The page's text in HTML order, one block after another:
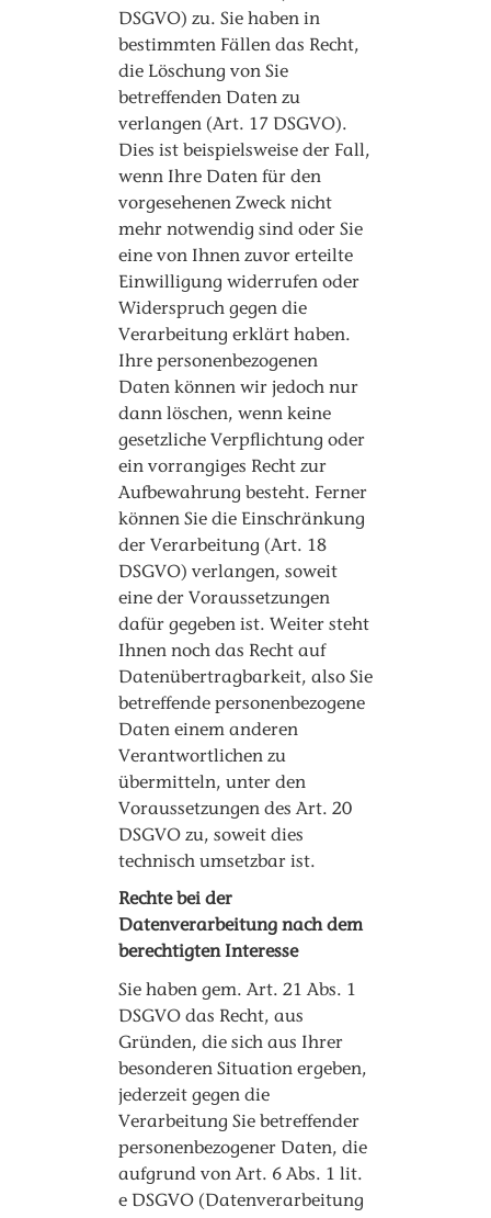
DSGVO) zu. Sie haben in
bestimmten Fällen das Recht,
die Löschung von Sie
betreffenden Daten zu
verlangen (Art. 17 DSGVO).
Dies ist beispielsweise der Fall,
wenn Ihre Daten für den
vorgesehenen Zweck nicht
mehr notwendig sind oder Sie
eine von Ihnen zuvor erteilte
Einwilligung widerrufen oder
Widerspruch gegen die
Verarbeitung erklärt haben.
Ihre personenbezogenen
Daten können wir jedoch nur
dann löschen, wenn keine
gesetzliche Verpflichtung oder
ein vorrangiges Recht zur
Aufbewahrung besteht. Ferner
können Sie die Einschränkung
der Verarbeitung (Art. 18
DSGVO) verlangen, soweit
eine der Voraussetzungen
dafür gegeben ist. Weiter steht
Ihnen noch das Recht auf
Datenübertragbarkeit, also Sie
betreffende personenbezogene
Daten einem anderen
Verantwortlichen zu
übermitteln, unter den
Voraussetzungen des Art. 20
DSGVO zu, soweit dies
technisch umsetzbar ist.
Rechte bei der
Datenverarbeitung nach dem
berechtigten Interesse
Sie haben gem. Art. 21 Abs. 1
DSGVO das Recht, aus
Gründen, die sich aus Ihrer
besonderen Situation ergeben,
jederzeit gegen die
Verarbeitung Sie betreffender
personenbezogener Daten, die
aufgrund von Art. 6 Abs. 1 lit.
e DSGVO (Datenverarbeitung